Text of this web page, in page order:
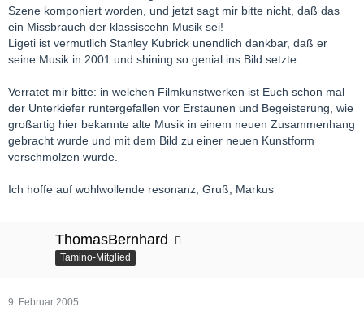
Szene komponiert worden, und jetzt sagt mir bitte nicht, daß das
ein Missbrauch der klassiscehn Musik sei!
Ligeti ist vermutlich Stanley Kubrick unendlich dankbar, daß er
seine Musik in 2001 und shining so genial ins Bild setzte
Verratet mir bitte: in welchen Filmkunstwerken ist Euch schon mal
der Unterkiefer runtergefallen vor Erstaunen und Begeisterung, wie
großartig hier bekannte alte Musik in einem neuen Zusammenhang
gebracht wurde und mit dem Bild zu einer neuen Kunstform
verschmolzen wurde.
Ich hoffe auf wohlwollende resonanz, Gruß, Markus
ThomasBernhard
Tamino-Mitglied
9. Februar 2005